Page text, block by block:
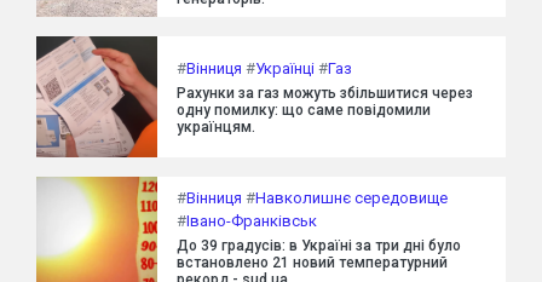
#Вінниця #Українці #Газ
Рахунки за газ можуть збільшитися через
одну помилку: що саме повідомили
українцям.
#Вінниця #Навколишнє середовище
#Івано-Франківськ
До 39 градусів: в Україні за три дні було
встановлено 21 новий температурний